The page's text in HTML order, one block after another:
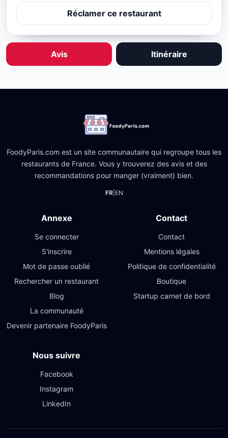
Réclamer ce restaurant
Avis Itinéraire
FoodyParis.com est un site communautaire qui regroupe tous les
restaurants de France. Vous y trouverez des avis et des
recommandations pour manger (vraiment) bien.
FR| EN
Annexe
Se connecter
S'inscrire
Mot de passe oublié
Rechercher un restaurant
Blog
La communauté
Devenir partenaire FoodyParis
Contact
Contact
Mentions légales
Politique de confidentialité
Boutique
Startup carnet de bord
Nous suivre
Facebook
Instagram
LinkedIn